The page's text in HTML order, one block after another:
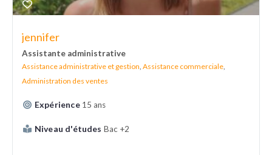
jennifer
Assistante administrative
Assistance administrative et gestion, Assistance commerciale,
Administration des ventes
Expérience 15 ans
Niveau d'études Bac +2